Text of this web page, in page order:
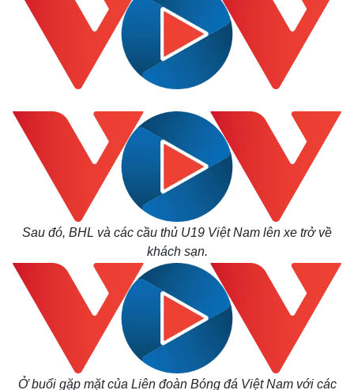
Bất động sản
Khởi nghiệp
Thị trường
Giá vàng
Tiêu dùng
Sau đó, BHL và các cầu thủ U19 Việt Nam lên xe trở về
khách sạn.
Ở buổi gặp mặt của Liên đoàn Bóng đá Việt Nam với các